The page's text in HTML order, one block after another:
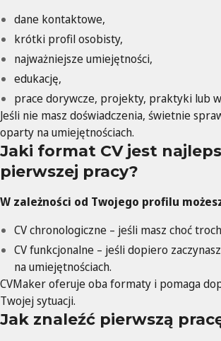
dane kontaktowe,
krótki profil osobisty,
najważniejsze umiejętności,
edukację,
prace dorywcze, projekty, praktyki lub
Jeśli nie masz doświadczenia, świetnie
oparty na umiejętnościach.
Jaki format CV jest
pierwszej pracy?
W zależności od Twojego profilu
CV chronologiczne – jeśli masz choć
CV funkcjonalne – jeśli dopiero
na umiejętnościach.
CVMaker oferuje oba formaty i pomaga
Twojej sytuacji.
Jak znaleźć pierwszą